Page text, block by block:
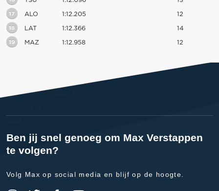
17 ALO 1:12.205 12
18 LAT 1:12.366 14
19 MAZ 1:12.958 12
Ben jij snel genoeg om Max Verstappen
te volgen?
Volg Max op social media en blijf op de hoogte.